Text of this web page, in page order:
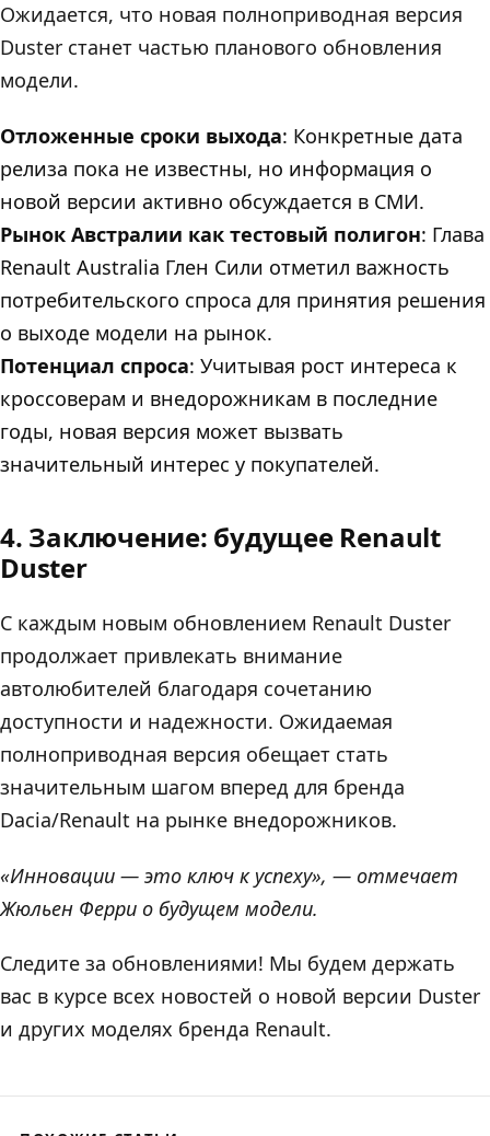
Ожидается, что новая полноприводная версия
Duster станет частью планового обновления
модели.
Отложенные сроки выхода: Конкретные дата
релиза пока не известны, но информация о
новой версии активно обсуждается в СМИ.
Рынок Австралии как тестовый полигон: Глава
Renault Australia Глен Сили отметил важность
потребительского спроса для принятия решения
о выходе модели на рынок.
Потенциал спроса: Учитывая рост интереса к
кроссоверам и внедорожникам в последние
годы, новая версия может вызвать
значительный интерес у покупателей.
4. Заключение: будущее Renault
Duster
С каждым новым обновлением Renault Duster
продолжает привлекать внимание
автолюбителей благодаря сочетанию
доступности и надежности. Ожидаемая
полноприводная версия обещает стать
значительным шагом вперед для бренда
Dacia/Renault на рынке внедорожников.
«Инновации — это ключ к успеху», — отмечает
Жюльен Ферри о будущем модели.
Следите за обновлениями! Мы будем держать
вас в курсе всех новостей о новой версии Duster
и других моделях бренда Renault.